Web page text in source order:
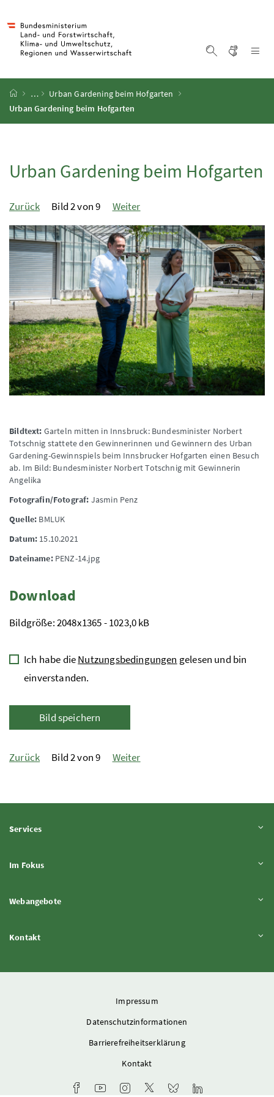
Startseite
…
Urban Gardening beim Hofgarten
Urban Gardening beim Hofgarten
Urban Gardening beim Hofgarten
Zurück Bild 2 von 9 Weiter
Bildtext: Garteln mitten in Innsbruck: Bundesminister Norbert
Totschnig stattete den Gewinnerinnen und Gewinnern des Urban
Gardening-Gewinnspiels beim Innsbrucker Hofgarten einen Besuch
ab. Im Bild: Bundesminister Norbert Totschnig mit Gewinnerin
Angelika
Fotografin/Fotograf: Jasmin Penz
Quelle: BMLUK
Datum: 15.10.2021
Dateiname:PENZ-14.jpg
Download
Bildgröße: 2048x1365 - 1023,0 kB
Ich habe dieNutzungsbedingungen gelesen und bin
einverstanden.
Bild speichern
Zurück Bild 2 von 9 Weiter
ServicesInhalt aufklappen
Im FokusInhalt aufklappen
WebangeboteInhalt aufklappen
KontaktInhalt aufklappen
Impressum
Datenschutzinformationen
Barrierefreiheitserklärung
Kontakt
Facebook-Kanal des Ministeriums
Youtube-Kanal des Bundesministeriums
Instagram-Auftritt des Ministeriums
X-Account des Ministeriums
Bluesky-Account des